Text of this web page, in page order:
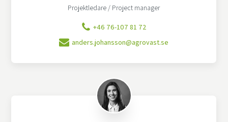
Projektledare / Project manager
+46 76-107 81 72
anders.johansson@agrovast.se